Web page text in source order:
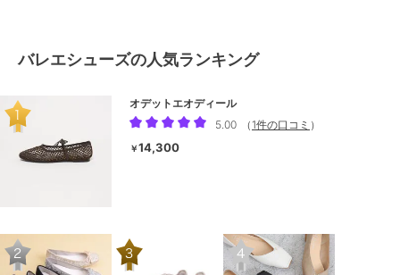
バレエシューズの人気ランキング
オデットエオディール
5.00
（ 1件の口コミ ）
￥14,300